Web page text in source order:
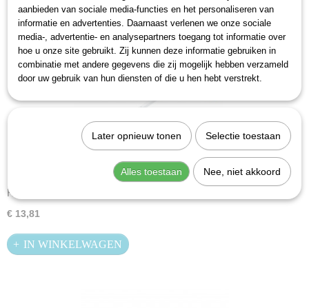
Hazet 828-7 T-greep inbus 7
€ 13,81
IN WINKELWAGEN
aanbieden van sociale media-functies en het personaliseren van
informatie en advertenties. Daarnaast verlenen we onze sociale
media-, advertentie- en analysepartners toegang tot informatie over
hoe u onze site gebruikt. Zij kunnen deze informatie gebruiken in
combinatie met andere gegevens die zij mogelijk hebben verzameld
door uw gebruik van hun diensten of die u hen hebt verstrekt.
Later opnieuw tonen Selectie toestaan
Alles toestaan Nee, niet akkoord